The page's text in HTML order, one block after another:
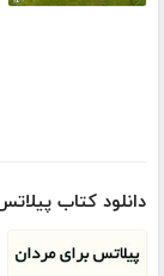
دانلود کتاب